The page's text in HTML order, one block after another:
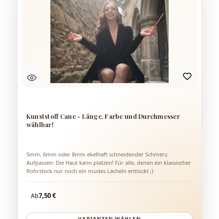
Wirkung schätzen. Produktdetails: Farbe Griff: Schwarz mit
weißen, 5mm dicken Stäben Mit praktischer Handschlaufe
Griffige, strukturierte Oberfläche Leicht, flexibel und gut
kontrollierbar Einzelne Stäbe deutlich spürbar Gesamtlänge: ca.
58 cm Ein eleganter Massagebesen für abwechslungsreiche
Momente – schlicht im Look, vielseitig in der Anwendung.
Kunststoff Cane - Länge, Farbe und Durchmesser
wählbar!
5mm, 6mm oder 8mm ekelhaft schneidender Schmerz.
Aufpassen: Die Haut kann platzen! Für alle, denen ein klassischer
Rohrstock nur noch ein müdes Lächeln entlockt ;)
Ab7,50 €